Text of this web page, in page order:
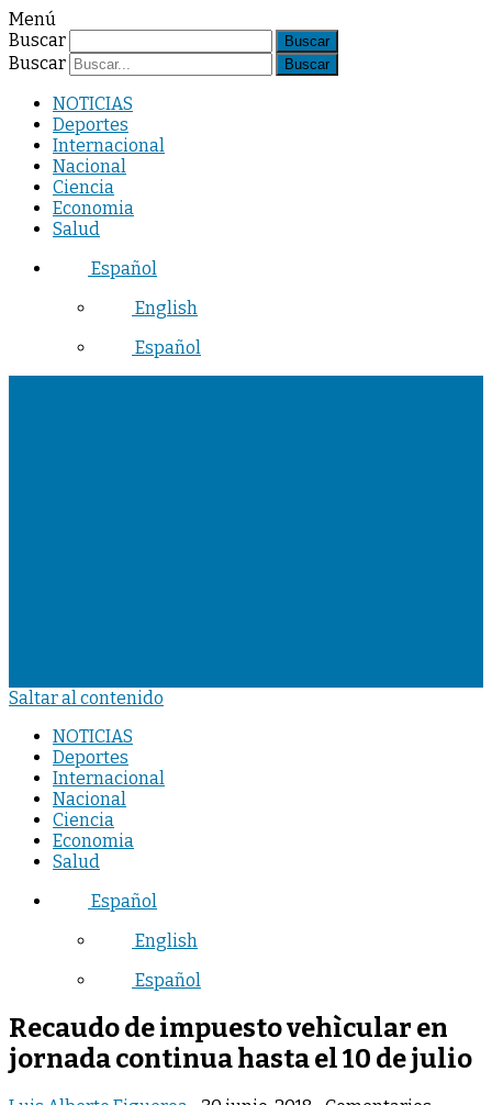
Menú
Buscar
Buscar
NOTICIAS
Deportes
Internacional
Nacional
Ciencia
Economia
Salud
Español
English
Español
Saltar al contenido
NOTICIAS
Deportes
Internacional
Nacional
Ciencia
Economia
Salud
Español
English
Español
Recaudo de impuesto vehìcular en
jornada continua hasta el 10 de julio